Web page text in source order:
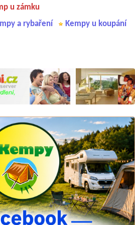
u zámku
a rybaření
Kempy u koupání